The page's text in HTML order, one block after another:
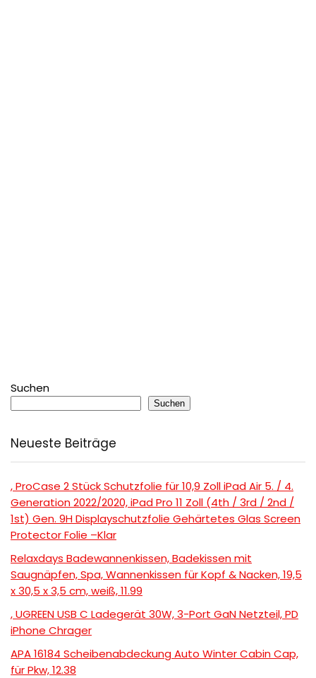
Suchen
Suchen
Neueste Beiträge
, ProCase 2 Stück Schutzfolie für 10,9 Zoll iPad Air 5. / 4.
Generation 2022/2020, iPad Pro 11 Zoll (4th / 3rd / 2nd /
1st) Gen. 9H Displayschutzfolie Gehärtetes Glas Screen
Protector Folie –Klar
Relaxdays Badewannenkissen, Badekissen mit
Saugnäpfen, Spa, Wannenkissen für Kopf & Nacken, 19,5
x 30,5 x 3,5 cm, weiß, 11.99
, UGREEN USB C Ladegerät 30W, 3-Port GaN Netzteil, PD
iPhone Chrager
APA 16184 Scheibenabdeckung Auto Winter Cabin Cap,
für Pkw, 12.38